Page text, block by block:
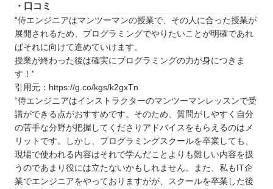
・口コミ
“侍エンジニアはマンツーマンの授業で、その人に合った授業が
展開されるため、プログラミングでやりたいことが明確であれ
ばそれに向けて進めていけます。
授業が終わった後は確実にプログラミングの力が身につきま
す！”
引用元：https://g.co/kgs/k2gxTn
“侍エンジニアはインストラクターのマンツーマンレッスンで受
講ができる点がおすすめです。そのため、質問がしやすく自分
の苦手な分野が把握してくださりアドバイスをもらえるのはメ
リットです。しかし、プログラミングスクールを卒業しても、
現場で使われる内容はそれで学んだことよりも難しい内容を扱
うのであまり役には立たないかもしれません。また、私もIT企
業でエンジニアをやっておりますがが、スクールを卒業した後